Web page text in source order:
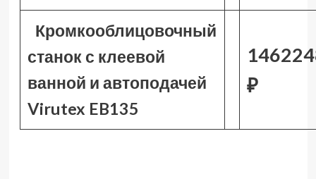
Кромкооблицовочный
станок с клеевой
ванной и автоподачей
Virutex EB135
₽